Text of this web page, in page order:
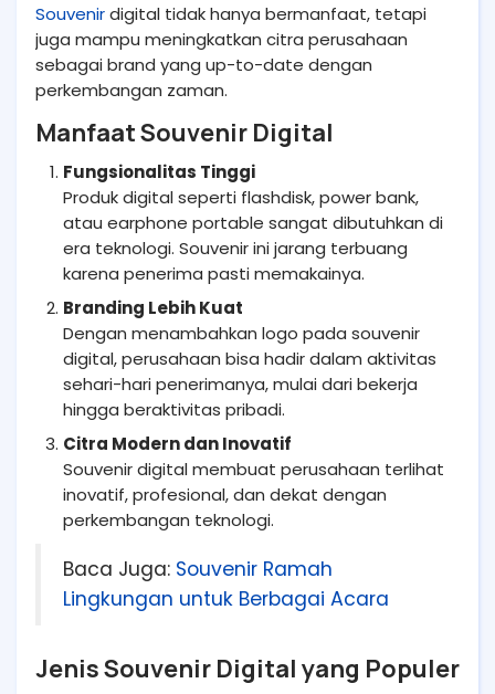
Souvenirdigital tidak hanya bermanfaat, tetapi
juga mampu meningkatkan citra perusahaan
sebagai brand yang up-to-date dengan
perkembangan zaman.
Manfaat Souvenir Digital
Fungsionalitas Tinggi
Produk digital seperti flashdisk, power bank,
atau earphone portable sangat dibutuhkan di
era teknologi. Souvenir ini jarang terbuang
karena penerima pasti memakainya.
Branding Lebih Kuat
Dengan menambahkan logo pada souvenir
digital, perusahaan bisa hadir dalam aktivitas
sehari-hari penerimanya, mulai dari bekerja
hingga beraktivitas pribadi.
Citra Modern dan Inovatif
Souvenir digital membuat perusahaan terlihat
inovatif, profesional, dan dekat dengan
perkembangan teknologi.
Baca Juga: Souvenir Ramah
Lingkungan untuk Berbagai Acara
Jenis Souvenir Digital yang Populer